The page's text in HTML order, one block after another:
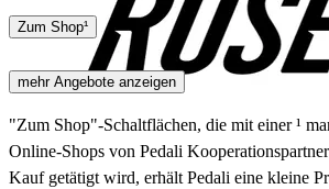
DHL
Zum Shop¹
mehr Angebote anzeigen
"Zum Shop"-Schaltflächen, die mit einer ¹
Online-Shops von Pedali
Kauf getätigt wird, erhält Pedali eine kleine